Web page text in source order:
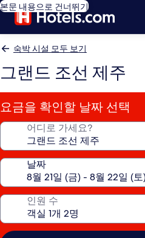
본문 내용으로 건너뛰기
숙박 시설 모두 보기
그랜드 조선 제주
요금을 확인할 날짜 선택
어디로 가세요?
날짜
인원 수